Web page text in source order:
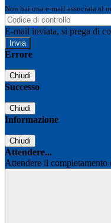
Non hai una e-mail associata al
E-mail inviata, si prega di
Errore
Chiudi
Successo
Chiudi
Informazione
Chiudi
Attendere...
Attendere il completamento